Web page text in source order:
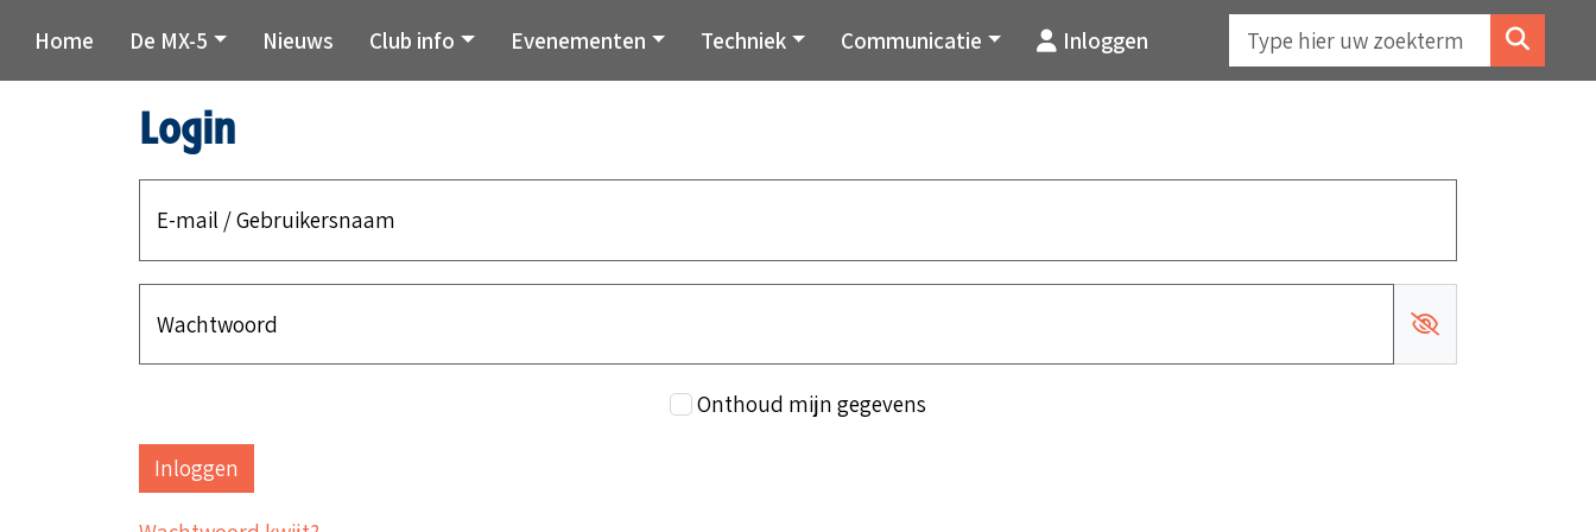
Home De MX-5 Nieuws Club info Evenementen Techniek Communicatie Inloggen
Login
E-mail / Gebruikersnaam
Wachtwoord
Onthoud mijn gegevens